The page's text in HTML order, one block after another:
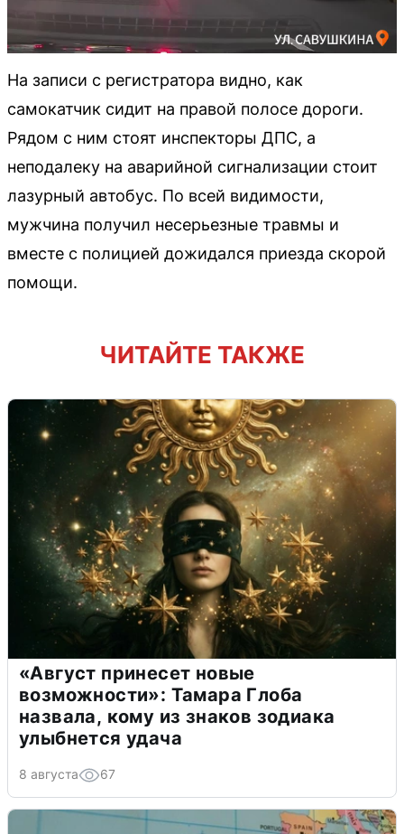
На записи с регистратора видно, как
самокатчик сидит на правой полосе дороги.
Рядом с ним стоят инспекторы ДПС, а
неподалеку на аварийной сигнализации стоит
лазурный автобус. По всей видимости,
мужчина получил несерьезные травмы и
вместе с полицией дожидался приезда скорой
помощи.
ЧИТАЙТЕ ТАКЖЕ
«Август принесет новые
возможности»: Тамара Глоба
назвала, кому из знаков зодиака
улыбнется удача
8 августа 67